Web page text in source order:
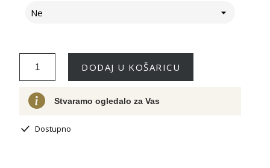
Ne
DODAJ U KOŠARICU
Stvaramo ogledalo za Vas
Dostupno